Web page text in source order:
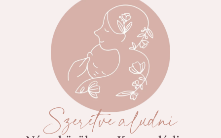
Szeretve aludni